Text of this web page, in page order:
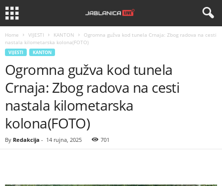
Home VIJESTI KANTON
Ogromna gužva kod tunela Crnaja: Zbog radova na cesti
nastala kilometarska kolona(FOTO)
VIJESTI KANTON
Ogromna gužva kod tunela
Crnaja: Zbog radova na cesti
nastala kilometarska
kolona(FOTO)
By Redakcija - 14 rujna, 2025 701